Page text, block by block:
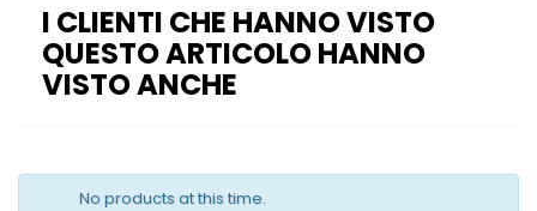
I CLIENTI CHE HANNO VISTO
QUESTO ARTICOLO HANNO
VISTO ANCHE
No products at this time.